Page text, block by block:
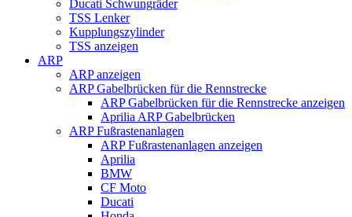
Ducati Schwungräder
TSS Lenker
Kupplungszylinder
TSS anzeigen
ARP
ARP anzeigen
ARP Gabelbrücken für die Rennstrecke
ARP Gabelbrücken für die Rennstrecke anzeigen
Aprilia ARP Gabelbrücken
ARP Fußrastenanlagen
ARP Fußrastenanlagen anzeigen
Aprilia
BMW
CF Moto
Ducati